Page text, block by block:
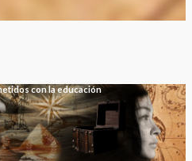
con la educación